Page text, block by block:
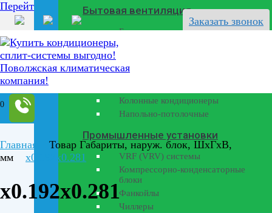
Перейти к содержанию
Заказать звонок
0
Бытовая вентиляция
Бризеры
Полупромышленные кондиционеры
Канальные кондиционеры
Колонные кондиционеры
Напольно-потолочные
Промышленные установки
VRF (VRV) системы
Компрессорно-конденсаторные
блоки
Фанкойлы
Чиллеры
Главная
Товар Габариты, наруж. блок, ШхГхВ,
мм
x0.192x0.281
x0.192x0.281